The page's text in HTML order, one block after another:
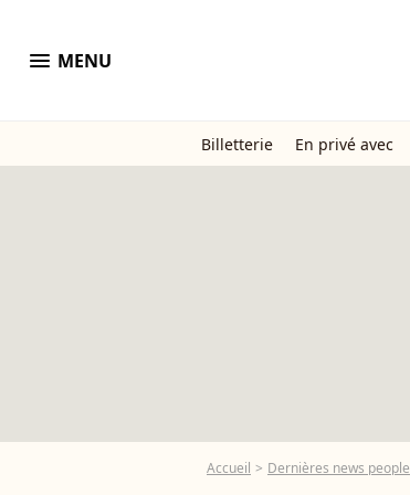
menu MENU
Billetterie En privé avec
Accueil Dernières news people